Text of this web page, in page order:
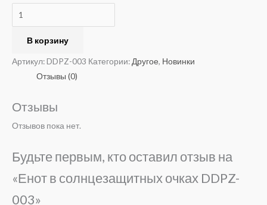
В корзину
Артикул:DDPZ-003 Категории: Другое, Новинки
Отзывы (0)
Отзывы
Отзывов пока нет.
Будьте первым, кто оставил отзыв на
«Енот в солнцезащитных очках DDPZ-
003»